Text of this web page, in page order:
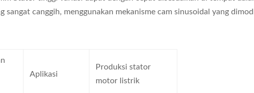
sangat canggih, menggunakan mekanisme cam sinusoidal yang
Aplikasi
Produksi stator
motor listrik